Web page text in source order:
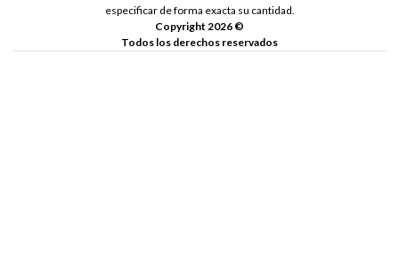
especificar de forma exacta su cantidad.
Copyright 2026 ©
Todos los derechos reservados